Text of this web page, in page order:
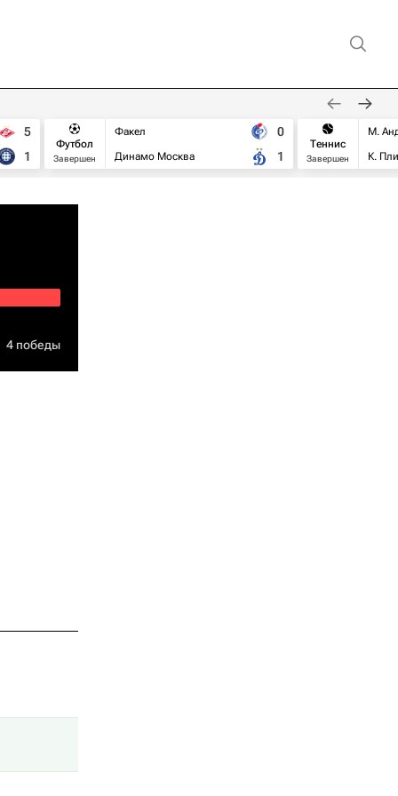
5
1
Футбол
Завершен
Факел
Динамо Москва
0
1
Теннис
Завершен
М.
К.
4 победы